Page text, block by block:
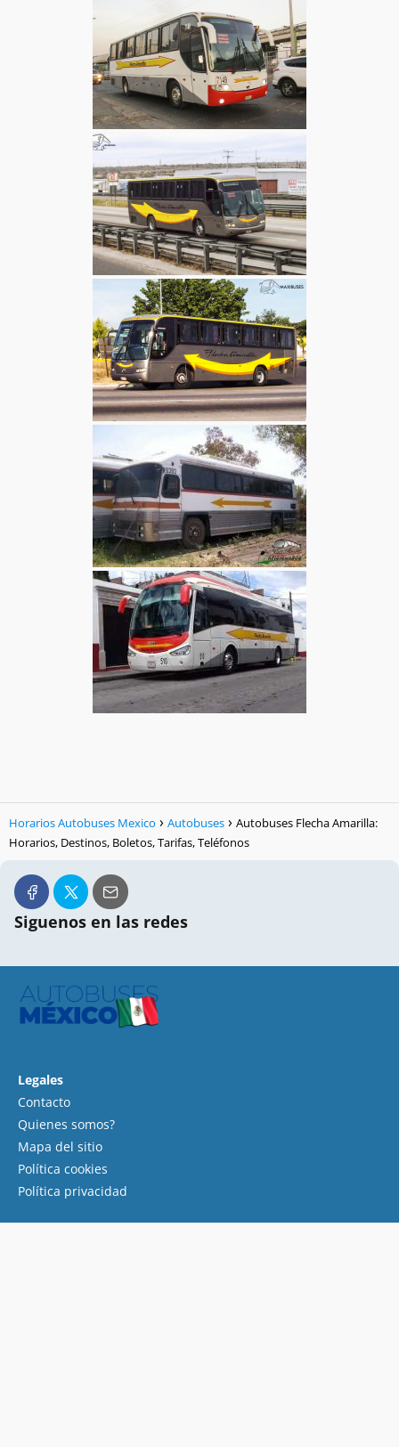
Horarios Autobuses Mexico Autobuses
Autobuses Flecha Amarilla:
Horarios, Destinos, Boletos, Tarifas, Teléfonos
Siguenos en las redes
Legales
Contacto
Quienes somos?
Mapa del sitio
Política cookies
Política privacidad